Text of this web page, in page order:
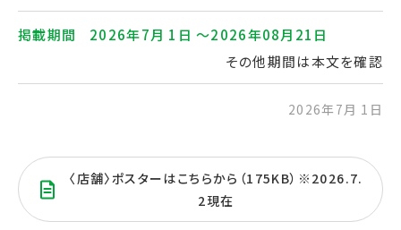
掲載期間
2026年7月 1日 〜2026年08月21日
その他期間は本文を確認
2026年7月 1日
〈店舗〉ポスターはこちらから（175KB）※2026.7.
2現在